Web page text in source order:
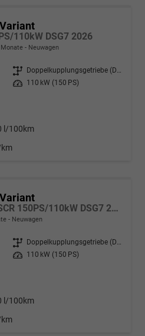
110kW DSG7 2026
Neuwagen
Getriebe
Doppelkupplungsgetriebe (DSG)
Leistung 110 kW (150 PS)
l/100km
Business 2.0 TDI EVO SCR 150PS/110kW DSG7 2026
Neuwagen
Getriebe
Doppelkupplungsgetriebe (DSG)
Leistung 110 kW (150 PS)
l/100km